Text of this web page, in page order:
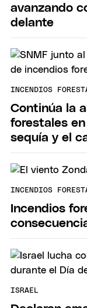
avanzando
delante
INCENDIOS
Continúa la
forestales
sequía y el
INCENDIOS
Incendios
ISRAEL